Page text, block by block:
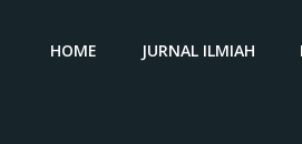
HOME JURNAL ILMIAH